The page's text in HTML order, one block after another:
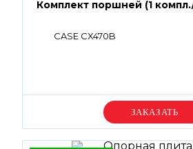
Комплект поршней (1
CASE CX470B
Уточняйте цену